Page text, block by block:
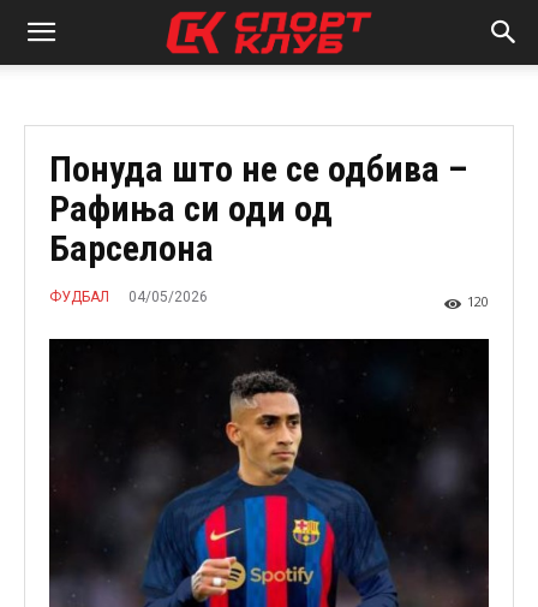
Понуда што не се одбива –
Рафиња си оди од
Барселона
ФУДБАЛ 04/05/2026 120